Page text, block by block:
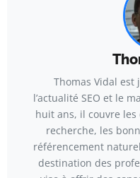
Thomas Vidal est
l’actualité SEO et le
huit ans, il couvre
recherche, les
référencement
destination des